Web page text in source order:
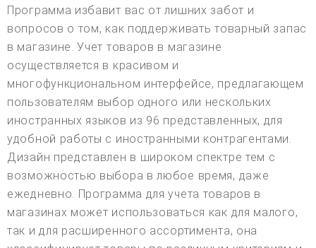
Программа избавит вас от лишних забот и
вопросов о том, как поддерживать товарный запас
в магазине. Учет товаров в магазине
осуществляется в красивом и
многофункциональном интерфейсе, предлагающем
пользователям выбор одного или нескольких
иностранных языков из 96 представленных, для
удобной работы с иностранными контрагентами.
Дизайн представлен в широком спектре тем с
возможностью выбора в любое время, даже
ежедневно. Программа для учета товаров в
магазинах может использоваться как для малого,
так и для расширенного ассортимента, она